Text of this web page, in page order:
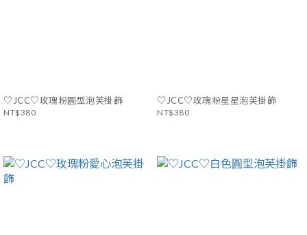
♡JCC♡玫瑰粉圓型泡芙掛飾
NT$380
♡JCC♡玫瑰粉星星泡芙掛飾
NT$380